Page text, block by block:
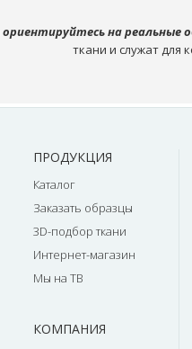
ориентируйтесь на реальные
ткани и служат для
ПРОДУКЦИЯ
Каталог
Заказать образцы
3D-подбор ткани
Интернет-магазин
Мы на ТВ
КОМПАНИЯ